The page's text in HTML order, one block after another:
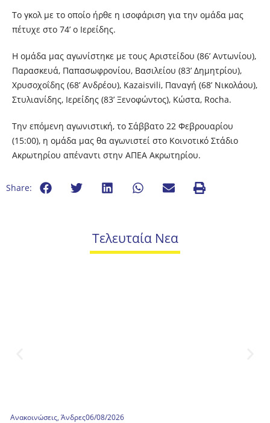
Το γκολ με το οποίο ήρθε η ισοφάριση για την ομάδα μας
πέτυχε στο 74’ ο Ιερείδης.
Η ομάδα μας αγωνίστηκε με τους Αριστείδου (86’ Αντωνίου),
Παρασκευά, Παπασωφρονίου, Βασιλείου (83’ Δημητρίου),
Χρυσοχοΐδης (68’ Ανδρέου), Κazaisvili, Παναγή (68’ Nικολάου),
Στυλιανίδης, Ιερείδης (83’ Ξενοφώντος), Κώστα, Rocha.
Tην επόμενη αγωνιστική, το Σάββατο 22 Φεβρουαρίου
(15:00), η ομάδα μας θα αγωνιστεί στο Κοινοτικό Στάδιο
Ακρωτηρίου απέναντι στην ΑΠΕΑ Ακρωτηρίου.
Share:
Τελευταία Νεα
Ανακοινώσεις, Άνδρες06/08/2026